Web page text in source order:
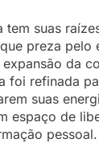
tem suas
preza pelo
da
foi refinada
suas
espaço de
pessoal.